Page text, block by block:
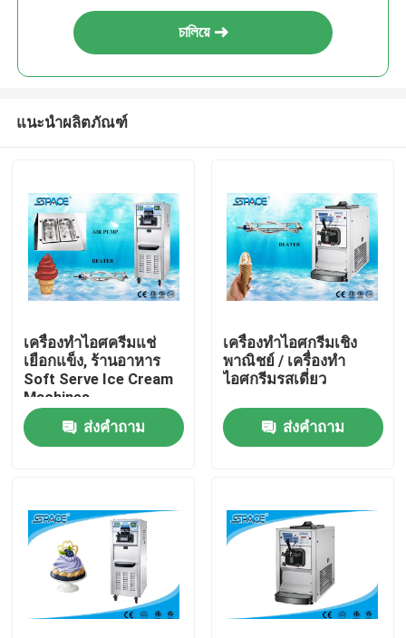
บ้าน
รายชื่อผู้ติดต่อ
ผลิตภัณฑ์
চালিয়ে
แนะนำผลิตภัณฑ์
เครื่องทำไอศครีมแช่
เยือกแข็ง, ร้านอาหาร
Soft Serve Ice Cream
Machines
ส่งคำถาม
เครื่องทำไอศกรีมเชิง
พาณิชย์ / เครื่องทำ
ไอศกรีมรสเดี่ยว
ส่งคำถาม